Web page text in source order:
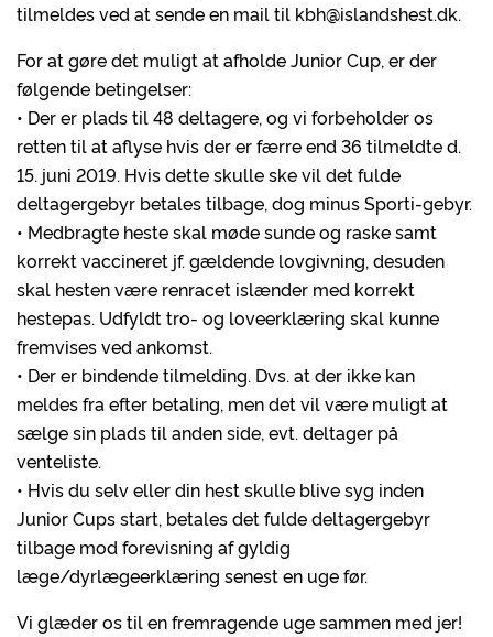
tilmeldes ved at sende en mail til kbh@islandshest.dk.
For at gøre det muligt at afholde Junior Cup, er der
følgende betingelser:
• Der er plads til 48 deltagere, og vi forbeholder os
retten til at aflyse hvis der er færre end 36 tilmeldte d.
15. juni 2019. Hvis dette skulle ske vil det fulde
deltagergebyr betales tilbage, dog minus Sporti-gebyr.
• Medbragte heste skal møde sunde og raske samt
korrekt vaccineret jf. gældende lovgivning, desuden
skal hesten være renracet islænder med korrekt
hestepas. Udfyldt tro- og loveerklæring skal kunne
fremvises ved ankomst.
• Der er bindende tilmelding. Dvs. at der ikke kan
meldes fra efter betaling, men det vil være muligt at
sælge sin plads til anden side, evt. deltager på
venteliste.
• Hvis du selv eller din hest skulle blive syg inden
Junior Cups start, betales det fulde deltagergebyr
tilbage mod forevisning af gyldig
læge/dyrlægeerklæring senest en uge før.
Vi glæder os til en fremragende uge sammen med jer!